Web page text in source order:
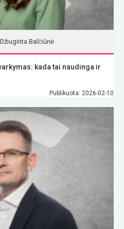
Balčiūnė
kada tai naudinga ir
Publikuota: 2026-02-10